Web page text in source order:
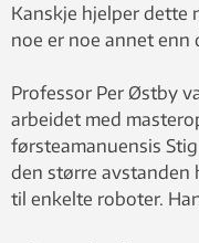
Kanskje hjelper dette
noe er noe annet enn
Professor Per Østby
arbeidet med
førsteamanuensis
den større avstanden
til enkelte roboter.